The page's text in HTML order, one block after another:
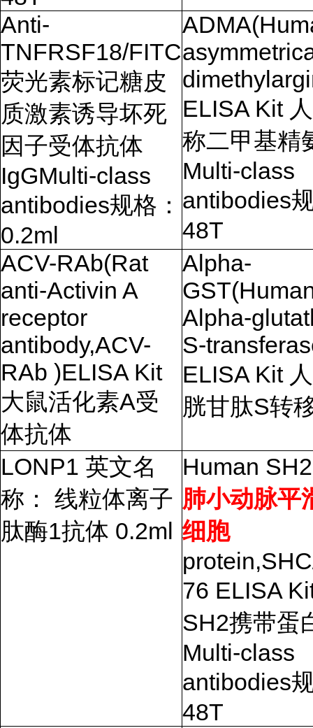
Anti-
TNFRSF18/FITC
荧光素标记糖皮
质激素诱导坏死
因子受体抗体
IgGMulti-class
antibodies规格：
0.2ml
ELISA Kit
称二甲基精
Multi-class
antibodies
48T
ACV-RAb(Rat
anti-Activin A
receptor
antibody,ACV-
RAb )ELISA Kit
大鼠活化素A受
体抗体
Alpha-
Alpha-
S-
ELISA Kit
胱甘肽S转
LONP1 英文名
称： 线粒体离子
肽酶1抗体 0.2ml
Human
肺小动脉平
细胞
76 ELISA
SH2携带蛋
Multi-class
antibodies
48T